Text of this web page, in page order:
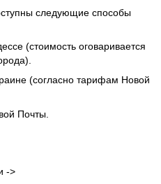
следующие способы
(стоимость оговаривается
(согласно тарифам Новой
Почты.
->